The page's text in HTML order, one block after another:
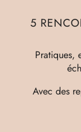
5
Pratiques,
Avec des